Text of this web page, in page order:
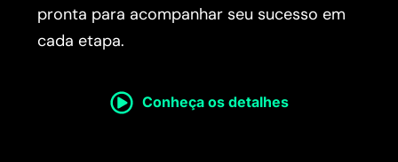
pronta para acompanhar seu sucesso em
cada etapa.
Conheça os detalhes